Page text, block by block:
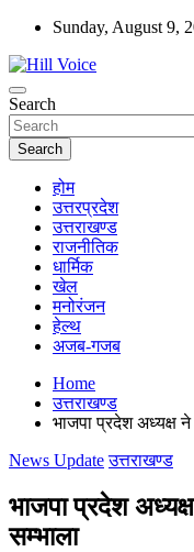
Skip
content
Sunday, August 9,
Hill Voice
न्यूज़ पोर्टल
Search
Search
होम
उत्तरप्रदेश
उत्तराखण्ड
राजनीतिक
धार्मिक
खेल
मनोरंजन
हेल्थ
अजब-गजब
Home
उत्तराखण्ड
भाजपा प्रदेश अध्यक्ष ने
News Update उत्तराखण्ड
भाजपा प्रदेश
सम्भाला